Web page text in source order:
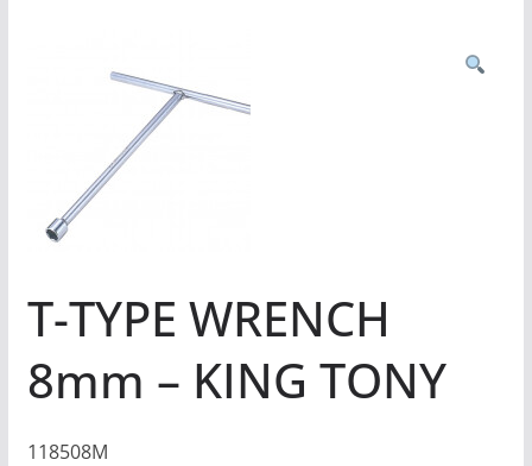
T-TYPE WRENCH
8mm – KING TONY
118508M